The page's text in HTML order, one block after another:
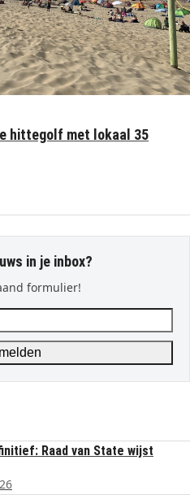
hittegolf met lokaal 35
in je inbox?
formulier!
Raad van State wijst